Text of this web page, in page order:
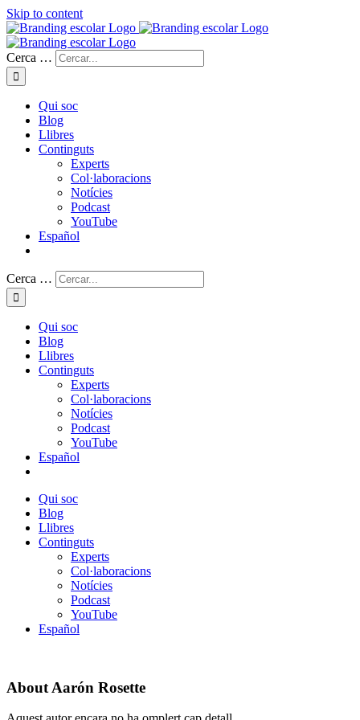
Skip to content
Cerca …
Qui soc
Blog
Llibres
Continguts
Experts
Col·laboracions
Notícies
Podcast
YouTube
Español
Cerca …
Qui soc
Blog
Llibres
Continguts
Experts
Col·laboracions
Notícies
Podcast
YouTube
Español
Qui soc
Blog
Llibres
Continguts
Experts
Col·laboracions
Notícies
Podcast
YouTube
Español
About Aarón Rosette